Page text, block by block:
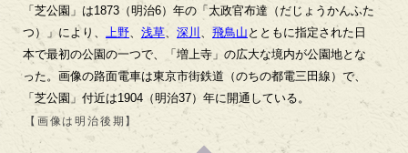
「芝公園」は1873（明治6）年の「太政官布達（だじょうかんふた
つ）」により、
上野 浅草、 深川 飛鳥山 とともに指定された日
本で最初の公園の一つで、「増上寺」の広大な境内が公園地とな
った。画像の路面電車は東京市街鉄道（のちの都電三田線）で、
「芝公園」付近は1904（明治37）年に開通している。
【画像は明治後期】